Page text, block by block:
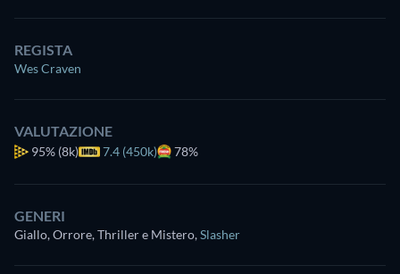
REGISTA
Wes Craven
VALUTAZIONE
95% (8k) 7.4 (450k) 78%
GENERI
Giallo, Orrore, Thriller e Mistero,Slasher